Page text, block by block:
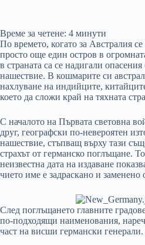
Време за четене: 4 минути
По времето, когато за Австралия се
просто още един остров в
в страната са се надигали опасения
нашествие. В кошмарите си
нахлуване на индийците,
което да сложи край на тяхната
С началото на Първата световна
друг, географски по-невероятен
нашествие, стъпващ върху тази
страхът от германско поглъщане.
неизвестна дата на издаване
чието име е задраскано и
След поглъщането главните
по-подходящи наименования,
част на висши германски генерали.